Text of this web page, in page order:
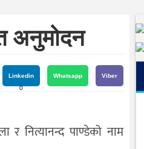
अनुमोदन
Linkedin
0
Whatsapp Viber
र नित्यानन्द पाण्डेको नाम